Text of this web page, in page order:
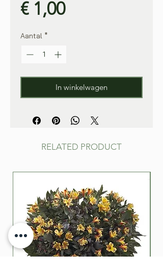
€ 1,00Prijs
Aantal *
In winkelwagen
RELATED PRODUCT